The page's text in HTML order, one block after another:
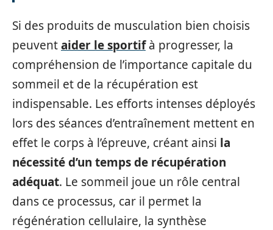
Si des produits de musculation bien choisis
peuventaider le sportifà progresser, la
compréhension de l’importance capitale du
sommeil et de la récupération est
indispensable. Les efforts intenses déployés
lors des séances d’entraînement mettent en
effet le corps à l’épreuve, créant ainsi la
nécessité d’un temps de récupération
adéquat. Le sommeil joue un rôle central
dans ce processus, car il permet la
régénération cellulaire, la synthèse